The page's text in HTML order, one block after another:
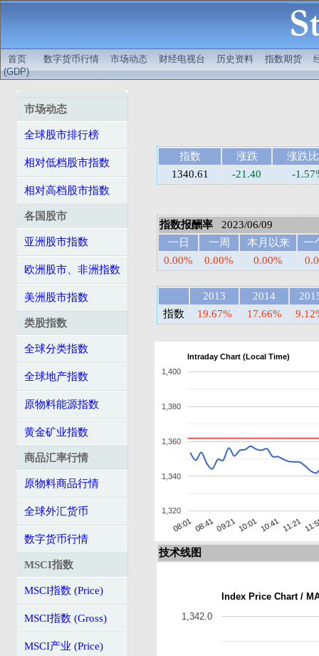
首页 数字货币行情 市场动态 财经电视台 历史资料 指数期货
(GDP)
市场动态
全球股市排行榜
相对低档股市指数
相对高档股市指数
各国股市
亚洲股市指数
欧洲股市、非洲指数
美洲股市指数
类股指数
全球分类指数
全球地产指数
原物料能源指数
黄金矿业指数
商品汇率行情
原物料商品行情
全球外汇货币
数字货币行情
MSCI指数
MSCI指数 (Price)
MSCI指数 (Gross)
MSCI产业 (Price)
指数 涨跌
涨跌
1340.61
-21.40 -
指数报酬率 2023/06/09
一日
一周 本月以来
一
0.00%
0.00% 0.00%
2013 2014
指数
19.67% 17.66%
Intraday Chart (Local Time)
08:01 08:4109:21 10:01 10:41 11:21
1,320
1,340
1,360
1,380
1,400
技术线图
Index Price Chart /
1,342.0